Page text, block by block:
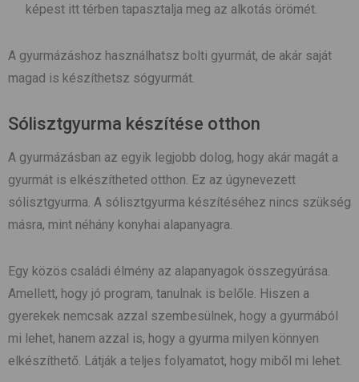
képest itt térben tapasztalja meg az alkotás örömét.
A gyurmázáshoz használhatsz bolti gyurmát, de akár saját
magad is készíthetsz sógyurmát.
Sólisztgyurma készítése otthon
A gyurmázásban az egyik legjobb dolog, hogy akár magát a
gyurmát is elkészítheted otthon. Ez az úgynevezett
sólisztgyurma. A sólisztgyurma készítéséhez nincs szükség
másra, mint néhány konyhai alapanyagra.
Egy közös családi élmény az alapanyagok összegyúrása.
Amellett, hogy jó program, tanulnak is belőle. Hiszen a
gyerekek nemcsak azzal szembesülnek, hogy a gyurmából
mi lehet, hanem azzal is, hogy a gyurma milyen könnyen
elkészíthető. Látják a teljes folyamatot, hogy miből mi lehet.